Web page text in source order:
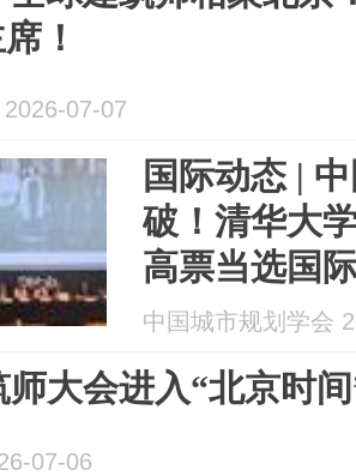
！
07-07
国际动态 |
破！清华大
高票当选国
中国城市规划学会
大会进入“北京时
07-06